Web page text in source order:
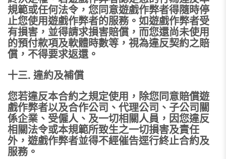
規範或任何法令，您同意遊戲作弊者得隨時停
止您使用遊戲作弊者的服務。如遊戲作弊者受
有損害，並得請求損害賠償，而您還尚未使用
的預付款項及軟體時數等，視為違反契約之賠
償，不得要求返還。
十三. 違約及補償
您若違反本合約之規定使用，除您同意賠償遊
戲作弊者以及合作公司、代理公司、子公司關
係企業、受僱人、及一切相關人員，因您違反
相關法令或本規範所致生之一切損害及責任
外，遊戲作弊者並得不經催告逕行終止合約及
服務。